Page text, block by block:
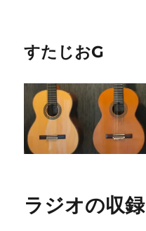
すたじおG
ラジオの収録